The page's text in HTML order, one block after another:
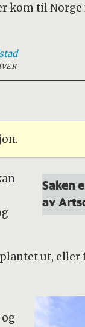
kom til Norge
Saken
av
plantet ut,